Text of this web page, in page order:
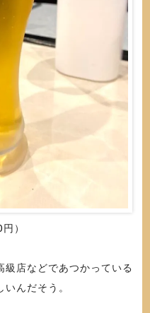
）
級店などであつかっている
んだそう。